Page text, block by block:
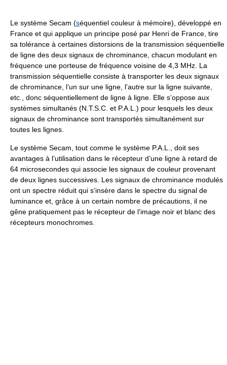
Le système Secam (séquentiel couleur à mémoire), développé en
France et qui applique un principe posé par Henri de France, tire
sa tolérance à certaines distorsions de la transmission séquentielle
de ligne des deux signaux de chrominance, chacun modulant en
fréquence une porteuse de fréquence voisine de 4,3 MHz. La
transmission séquentielle consiste à transporter les deux signaux
de chrominance, l’un sur une ligne, l’autre sur la ligne suivante,
etc., donc séquentiellement de ligne à ligne. Elle s’oppose aux
systèmes simultanés (N.T.S.C. et P.A.L.) pour lesquels les deux
signaux de chrominance sont transportés simultanément sur
toutes les lignes.
Le système Secam, tout comme le système P.A.L., doit ses
avantages à l’utilisation dans le récepteur d’une ligne à retard de
64 microsecondes qui associe les signaux de couleur provenant
de deux lignes successives. Les signaux de chrominance modulés
ont un spectre réduit qui s’insère dans le spectre du signal de
luminance et, grâce à un certain nombre de précautions, il ne
gêne pratiquement pas le récepteur de l’image noir et blanc des
récepteurs monochromes.